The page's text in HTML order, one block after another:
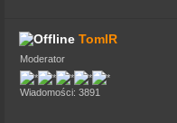
TomIR
Moderator
Wiadomości: 3891